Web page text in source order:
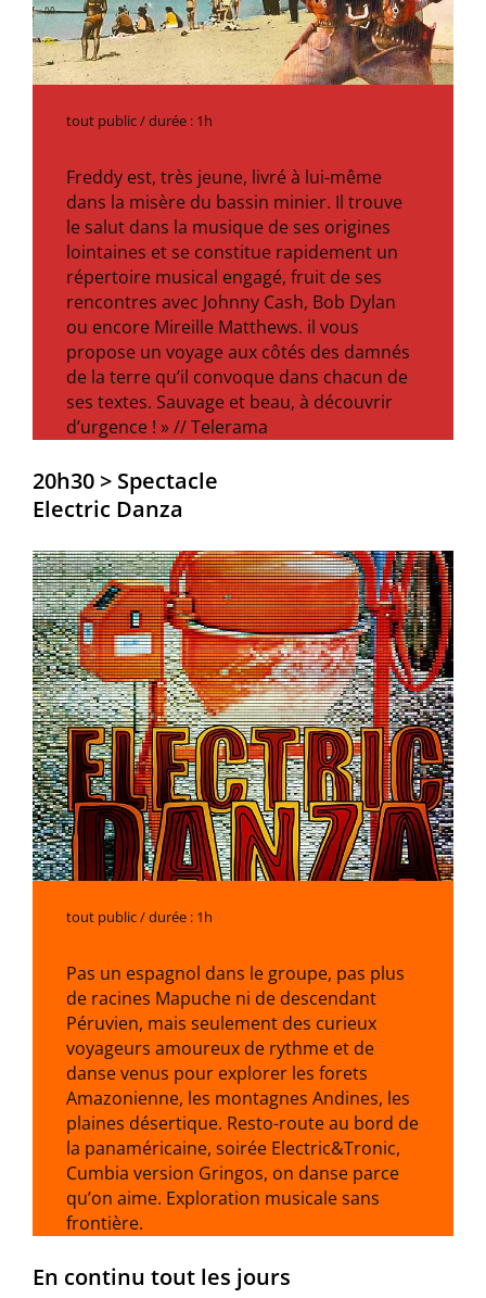
tout public / durée : 1h
Freddy est, très jeune, livré à lui-même
dans la misère du bassin minier. Il trouve
le salut dans la musique de ses origines
lointaines et se constitue rapidement un
répertoire musical engagé, fruit de ses
rencontres avec Johnny Cash, Bob Dylan
ou encore Mireille Matthews. il vous
propose un voyage aux côtés des damnés
de la terre qu’il convoque dans chacun de
ses textes. Sauvage et beau, à découvrir
d’urgence ! » // Telerama
20h30 > Spectacle
Electric Danza
tout public / durée : 1h
Pas un espagnol dans le groupe, pas plus
de racines Mapuche ni de descendant
Péruvien, mais seulement des curieux
voyageurs amoureux de rythme et de
danse venus pour explorer les forets
Amazonienne, les montagnes Andines, les
plaines désertique. Resto-route au bord de
la panaméricaine, soirée Electric&Tronic,
Cumbia version Gringos, on danse parce
qu’on aime. Exploration musicale sans
frontière.
En continu tout les jours